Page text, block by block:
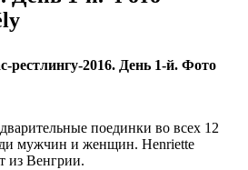
рестлингу-2016. День 1-й. Фото
поединки во всех 12
мужчин и женщин. Henriette
из Венгрии.